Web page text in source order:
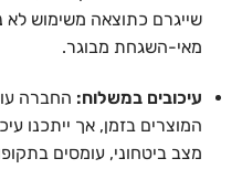
שייגרם כתוצאה משימוש לא
מאי-השגחת מבוגר.
עיכובים במשלוח: החברה
המוצרים בזמן, אך ייתכנו
מצב ביטחוני, עומסים